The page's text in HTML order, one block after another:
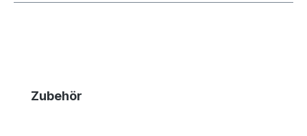
Produktgalerie überspringen
Zubehör